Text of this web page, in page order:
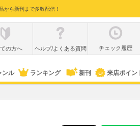
から新刊まで多数配信！
の方へ ヘルプ/よくある質問 チェック履歴
ンル ランキング 新刊 来店ポイン